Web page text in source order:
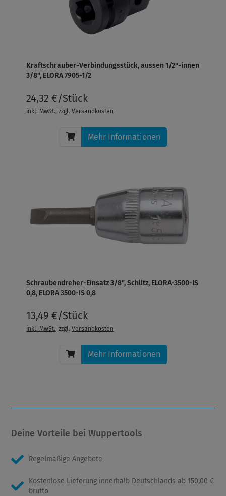
Kraftschrauber-Verbindungsstück, aussen 1/2"-innen
3/8", ELORA 7905-1/2
24,32 €/Stück
inkl. MwSt., zzgl.Versandkosten
Mehr Informationen
Schraubendreher-Einsatz 3/8", Schlitz, ELORA-3500-IS
0,8, ELORA 3500-IS 0,8
13,49 €/Stück
inkl. MwSt., zzgl.Versandkosten
Mehr Informationen
Deine Vorteile bei Wuppertools
Regelmäßige Angebote
Kostenlose Lieferung innerhalb Deutschlands ab 150,00 €
brutto